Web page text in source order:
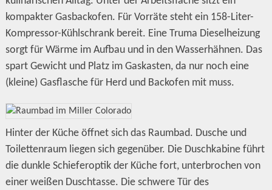
kompakter Gasbackofen. Für Vorräte steht ein 158-Liter-
Kompressor-Kühlschrank bereit. Eine Truma Dieselheizung
sorgt für Wärme im Aufbau und in den Wasserhähnen. Das
spart Gewicht und Platz im Gaskasten, da nur noch eine
(kleine) Gasflasche für Herd und Backofen mit muss.
Hinter der Küche öffnet sich das Raumbad. Dusche und
Toilettenraum liegen sich gegenüber. Die Duschkabine führt
die dunkle Schieferoptik der Küche fort, unterbrochen von
einer weißen Duschtasse. Die schwere Tür des